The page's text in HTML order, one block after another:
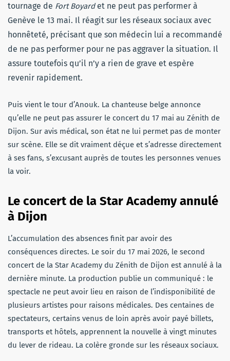
tournage de Fort Boyardet ne peut pas performer à
Genève le 13 mai. Il réagit sur les réseaux sociaux avec
honnêteté, précisant que son médecin lui a recommandé
de ne pas performer pour ne pas aggraver la situation. Il
assure toutefois qu’il n’y a rien de grave et espère
revenir rapidement.
Puis vient le tour d’Anouk. La chanteuse belge annonce
qu’elle ne peut pas assurer le concert du 17 mai au Zénith de
Dijon. Sur avis médical, son état ne lui permet pas de monter
sur scène. Elle se dit vraiment déçue et s’adresse directement
à ses fans, s’excusant auprès de toutes les personnes venues
la voir.
Le concert de la Star Academy annulé
à Dijon
L’accumulation des absences finit par avoir des
conséquences directes. Le soir du 17 mai 2026, le second
concert de la Star Academy du Zénith de Dijon est annulé à la
dernière minute. La production publie un communiqué : le
spectacle ne peut avoir lieu en raison de l’indisponibilité de
plusieurs artistes pour raisons médicales. Des centaines de
spectateurs, certains venus de loin après avoir payé billets,
transports et hôtels, apprennent la nouvelle à vingt minutes
du lever de rideau. La colère gronde sur les réseaux sociaux.